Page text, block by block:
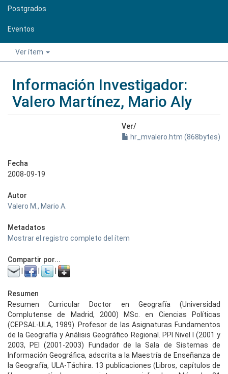
Postgrados
Eventos
Ver ítem
Información Investigador:
Valero Martínez, Mario Aly
Ver/
hr_mvalero.htm (868bytes)
Fecha
2008-09-19
Autor
Valero M., Mario A.
Metadatos
Mostrar el registro completo del ítem
Compartir por...
Resumen
Resumen Curricular Doctor en Geografía (Universidad
Complutense de Madrid, 2000) MSc. en Ciencias Políticas
(CEPSAL-ULA, 1989). Profesor de las Asignaturas Fundamentos
de la Geografía y Análisis Geográfico Regional. PPI Nivel I (2001 y
2003, PEI (2001-2003) Fundador de la Sala de Sistemas de
Información Geográfica, adscrita a la Maestría de Enseñanza de
la Geografía, ULA-Táchira. 13 publicaciones (Libros, capítulos de